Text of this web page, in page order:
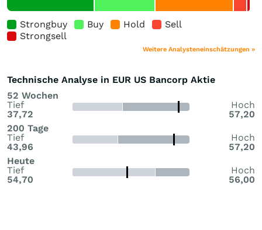
Strongbuy Buy Hold
Sell
Strongsell
Weitere Analysteneinschätzungen »
Technische Analyse in EUR US Bancorp Aktie
52 Wochen
Tief
37,72
Hoch
57,20
200 Tage
Tief
43,96
Hoch
57,20
Heute
Tief
54,70
Hoch
56,00